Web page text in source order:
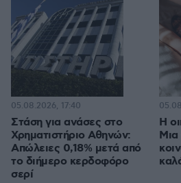
Στάση για ανάσες στο
Χρηματιστήριο Αθηνών:
Απώλειες 0,18% μετά από
το διήμερο κερδοφόρο
σερί
05.08.2026, 17:40
Η
Μια